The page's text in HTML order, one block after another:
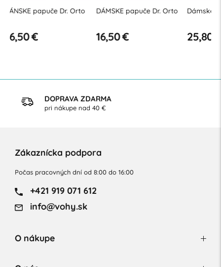
DÁMSKE papuče Dr. Orto
16,50 €
Dámske sandále Dr. Orto
25,80 € 25,90
DOPRAVA ZDARMA
pri nákupe nad 40 €
Zákaznícka podpora
Počas pracovných dní od 8:00 do 16:00
+421 919 071 612
info@vohy.sk
O nákupe